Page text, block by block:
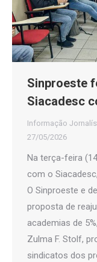
Sinproeste
Siacadesc
Informação
27/05/2026
Na terça-feira
com o
O Sinproeste e
proposta de
academias de
Zulma F. Stolf,
sindicatos dos